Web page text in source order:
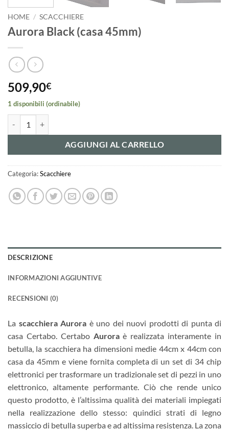
HOME / SCACCHIERE
Aurora Black (casa 45mm)
509,90€
1 disponibili (ordinabile)
AGGIUNGI AL CARRELLO
Categoria:Scacchiere
DESCRIZIONE
INFORMAZIONI AGGIUNTIVE
RECENSIONI (0)
La scacchiera Aurora è uno dei nuovi prodotti di punta di
casa Certabo. Certabo Auroraè realizzata interamente in
betulla, la scacchiera ha dimensioni medie 44cm x 44cm con
casa da 45mm e viene fornita completa di un set di 34 chip
elettronici per trasformare un tradizionale set di pezzi in uno
elettronico, altamente performante. Ciò che rende unico
questo prodotto, è l’altissima qualità dei materiali impiegati
nella realizzazione dello stesso: quindici strati di legno
massiccio di betulla superba e ad altissima resistenza. La zona